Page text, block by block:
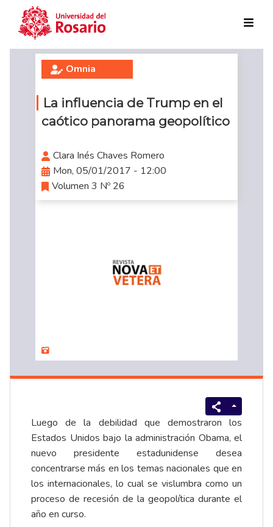
Skip to main content
Omnia
La influencia de Trump en el
caótico panorama geopolítico
Clara Inés Chaves Romero
Mon, 05/01/2017 - 12:00
Volumen 3 Nº 26
Luego de la debilidad que demostraron los
Estados Unidos bajo la administración Obama, el
nuevo presidente estadunidense desea
concentrarse más en los temas nacionales que en
los internacionales, lo cual se vislumbra como un
proceso de recesión de la geopolítica durante el
año en curso.